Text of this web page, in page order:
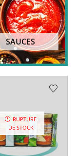
SAUCES
RUPTURE
DE STOCK